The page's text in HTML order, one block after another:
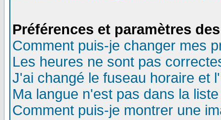
Préférences et paramètres
Comment puis-je changer mes
Les heures ne sont pas
J'ai changé le fuseau horaire et
Ma langue n'est pas dans la
Comment puis-je montrer une